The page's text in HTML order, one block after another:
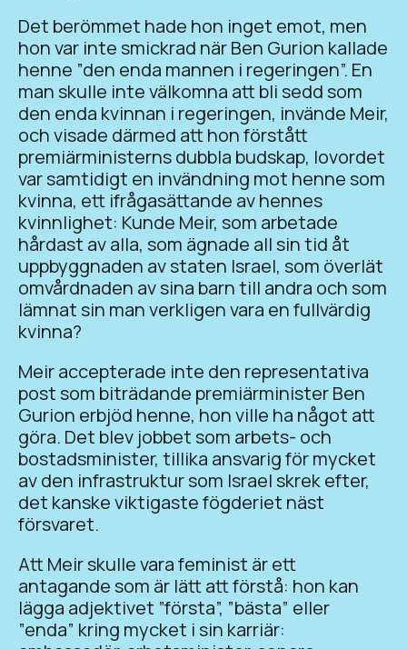
Det berömmet hade hon inget emot, men
hon var inte smickrad när Ben Gurion kallade
henne ”den enda mannen i regeringen”. En
man skulle inte välkomna att bli sedd som
den enda kvinnan i regeringen, invände Meir,
och visade därmed att hon förstått
premiärministerns dubbla budskap, lovordet
var samtidigt en invändning mot henne som
kvinna, ett ifrågasättande av hennes
kvinnlighet: Kunde Meir, som arbetade
hårdast av alla, som ägnade all sin tid åt
uppbyggnaden av staten Israel, som överlät
omvårdnaden av sina barn till andra och som
lämnat sin man verkligen vara en fullvärdig
kvinna?
Meir accepterade inte den representativa
post som biträdande premiärminister Ben
Gurion erbjöd henne, hon ville ha något att
göra. Det blev jobbet som arbets- och
bostadsminister, tillika ansvarig för mycket
av den infrastruktur som Israel skrek efter,
det kanske viktigaste fögderiet näst
försvaret.
Att Meir skulle vara feminist är ett
antagande som är lätt att förstå: hon kan
lägga adjektivet ”första”, ”bästa” eller
”enda” kring mycket i sin karriär: